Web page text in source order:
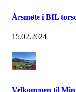
Årsmøte i BIL
15.02.2024
Velkommen til